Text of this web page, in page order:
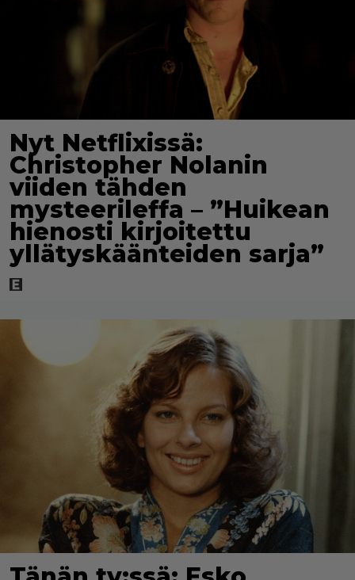
Nyt Netflixissä:
Christopher Nolanin
viiden tähden
mysteerileffa – ”Huikean
hienosti kirjoitettu
yllätyskäänteiden sarja”